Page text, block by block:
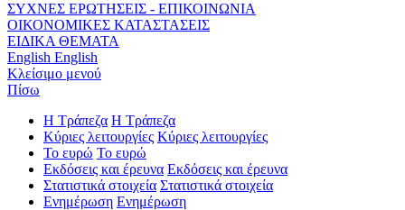
ΣΥΧΝΕΣ ΕΡΩΤΗΣΕΙΣ - ΕΠΙΚΟΙΝΩΝΙΑ
ΟΙΚΟΝΟΜΙΚΕΣ ΚΑΤΑΣΤΑΣΕΙΣ
ΕΙΔΙΚΑ ΘΕΜΑΤΑ
English English
Κλείσιμο μενού
Πίσω
Η Τράπεζα Η Τράπεζα
Κύριες λειτουργίες Κύριες λειτουργίες
Το ευρώ Το ευρώ
Εκδόσεις και έρευνα Εκδόσεις και έρευνα
Στατιστικά στοιχεία Στατιστικά στοιχεία
Ενημέρωση Ενημέρωση